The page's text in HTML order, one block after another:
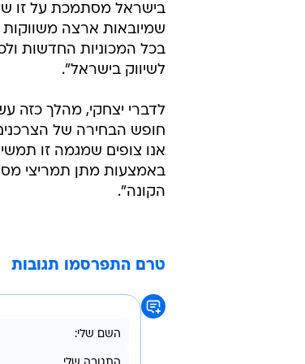
בישראל מסתמכת על זו של
שמיובאות ארצה
בכל המכוניות החדשות
לשיווק בישראל".
לדברי יצחקי, מהלך כזה
חופש הבחירה של
אנו צופים שמגמה זו
באמצעות מתן תמריצי מס
הקונה".
טרם התפרסמו תגובות